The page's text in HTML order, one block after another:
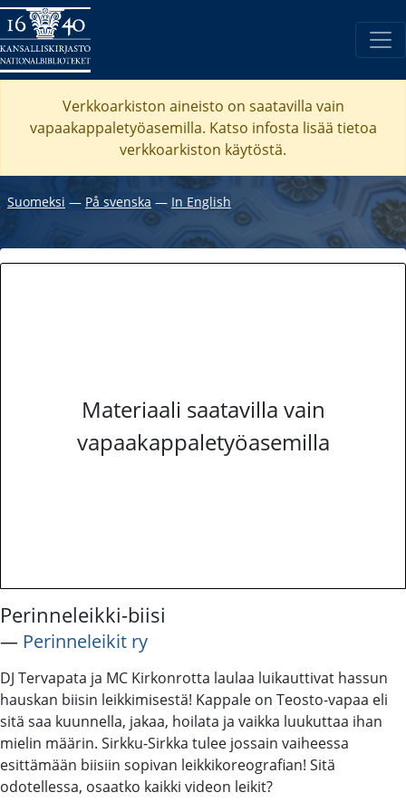
Verkkoarkiston aineisto on saatavilla vain
vapaakappaletyöasemilla. Katso infosta lisää tietoa
verkkoarkiston käytöstä.
Suomeksi ― På svenska ― In English
Materiaali saatavilla vain
vapaakappaletyöasemilla
Perinneleikki-biisi
― Perinneleikit ry
DJ Tervapata ja MC Kirkonrotta laulaa luikauttivat hassun
hauskan biisin leikkimisestä! Kappale on Teosto-vapaa eli
sitä saa kuunnella, jakaa, hoilata ja vaikka luukuttaa ihan
mielin määrin. Sirkku-Sirkka tulee jossain vaiheessa
esittämään biisiin sopivan leikkikoreografian! Sitä
odotellessa, osaatko kaikki videon leikit?